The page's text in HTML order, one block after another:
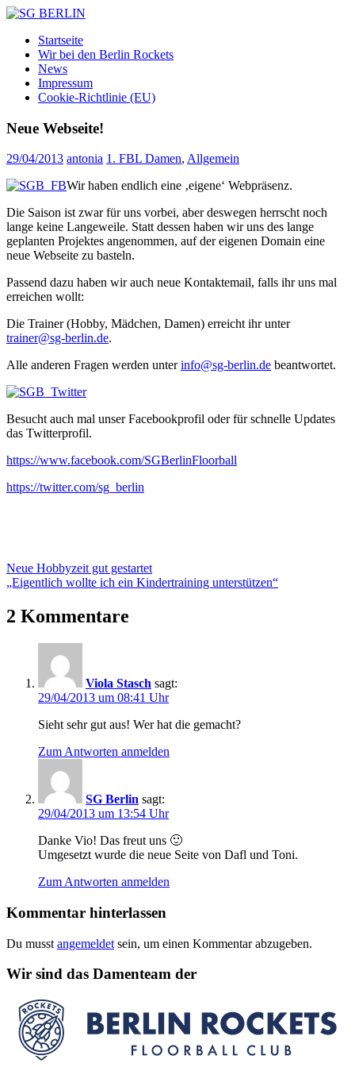
Zum
springen
BERLIN
DAMEN
FLOORBALL
TEAM
Startseite
Wir bei den Berlin Rockets
News
Impressum
Cookie-Richtlinie (EU)
Neue Webseite!
29/04/2013 antonia 1. FBL Damen, Allgemein
Wir haben endlich eine ‚eigene‘ Webpräsenz.
Die Saison ist zwar für uns vorbei, aber deswegen herrscht noch
lange keine Langeweile. Statt dessen haben wir uns des lange
geplanten Projektes angenommen, auf der eigenen Domain eine
neue Webseite zu basteln.
Passend dazu haben wir auch neue Kontaktemail, falls ihr uns mal
erreichen wollt:
Die Trainer (Hobby, Mädchen, Damen) erreicht ihr unter
trainer@sg-berlin.de.
Alle anderen Fragen werden unterinfo@sg-berlin.de beantwortet.
Besucht auch mal unser Facebookprofil oder für schnelle Updates
das Twitterprofil.
https://www.facebook.com/SGBerlinFloorball
https://twitter.com/sg_berlin
Beitragsnavigation
Vorheriger
Beitrag:
Neue Hobbyzeit gut gestartet
Nächster
„Eigentlich wollte ich ein Kindertraining unterstützen“
2 Kommentare
Viola Stasch sagt:
29/04/2013 um 08:41 Uhr
Sieht sehr gut aus! Wer hat die gemacht?
Zum Antworten anmelden
SG Berlin sagt:
29/04/2013 um 13:54 Uhr
Danke Vio! Das freut uns 🙂
Umgesetzt wurde die neue Seite von Dafl und Toni.
Zum Antworten anmelden
Kommentar hinterlassen
Du musst angemeldet sein, um einen Kommentar abzugeben.
Wir sind das Damenteam der